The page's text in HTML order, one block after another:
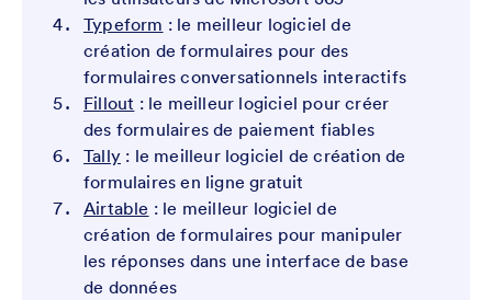
Typeform : le meilleur logiciel de
création de formulaires pour des
formulaires conversationnels interactifs
Fillout : le meilleur logiciel pour créer
des formulaires de paiement fiables
Tally : le meilleur logiciel de création de
formulaires en ligne gratuit
Airtable : le meilleur logiciel de
création de formulaires pour manipuler
les réponses dans une interface de base
de données